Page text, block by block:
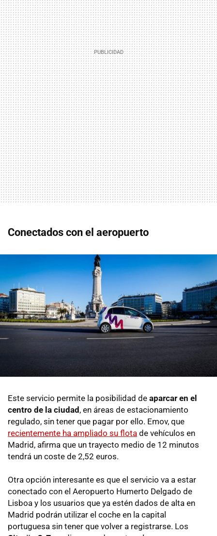
Conectados con el aeropuerto
Este servicio permite la posibilidad de aparcar en el
centro de la ciudad, en áreas de estacionamiento
regulado, sin tener que pagar por ello. Emov, que
recientemente ha ampliado su flota de vehículos en
Madrid, afirma que un trayecto medio de 12 minutos
tendrá un coste de 2,52 euros.
Otra opción interesante es que el servicio va a estar
conectado con el Aeropuerto Humerto Delgado de
Lisboa y los usuarios que ya estén dados de alta en
Madrid podrán utilizar el coche en la capital
portuguesa sin tener que volver a registrarse. Los